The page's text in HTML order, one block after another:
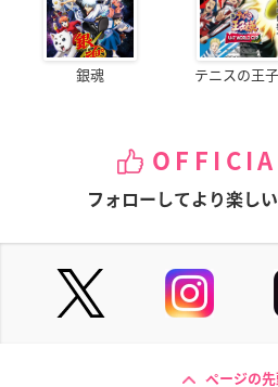
銀魂 テニスの王
フォローしてより楽し
ページの